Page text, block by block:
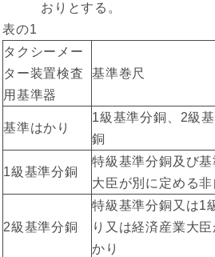
おりとする。
表の1
タクシーメー
ター装置検査
用基準器
基準巻尺
基準はかり
1級基準分銅、2級
銅
1級基準分銅
特級基準分銅及び
大臣が別に定める非
2級基準分銅
特級基準分銅又は1
り又は経済産業大
かり